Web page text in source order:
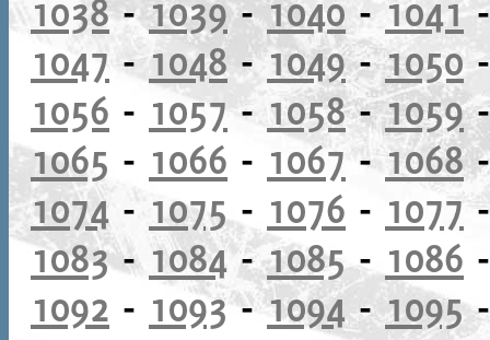
1038-1039-1040 -1041
1047 - 1048-1049-1050
1056 - 1057-1058-1059
1065 - 1066 - 1067-1068
1074 - 1075- 1076 - 1077
1083- 1084-1085- 1086
1092 - 1093-1094-1095